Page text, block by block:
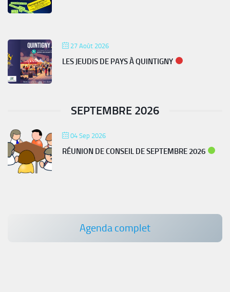
27 Août 2026
LES JEUDIS DE PAYS À QUINTIGNY
SEPTEMBRE 2026
04 Sep 2026
RÉUNION DE CONSEIL DE SEPTEMBRE 2026
Agenda complet